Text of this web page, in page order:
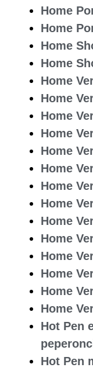
Home
Home
Home
Home
Home
Home
Home
Home
Home
Home
Home
Home
Home
Home
Home
Home
Home
Home
Hot Pen
Hot Pen